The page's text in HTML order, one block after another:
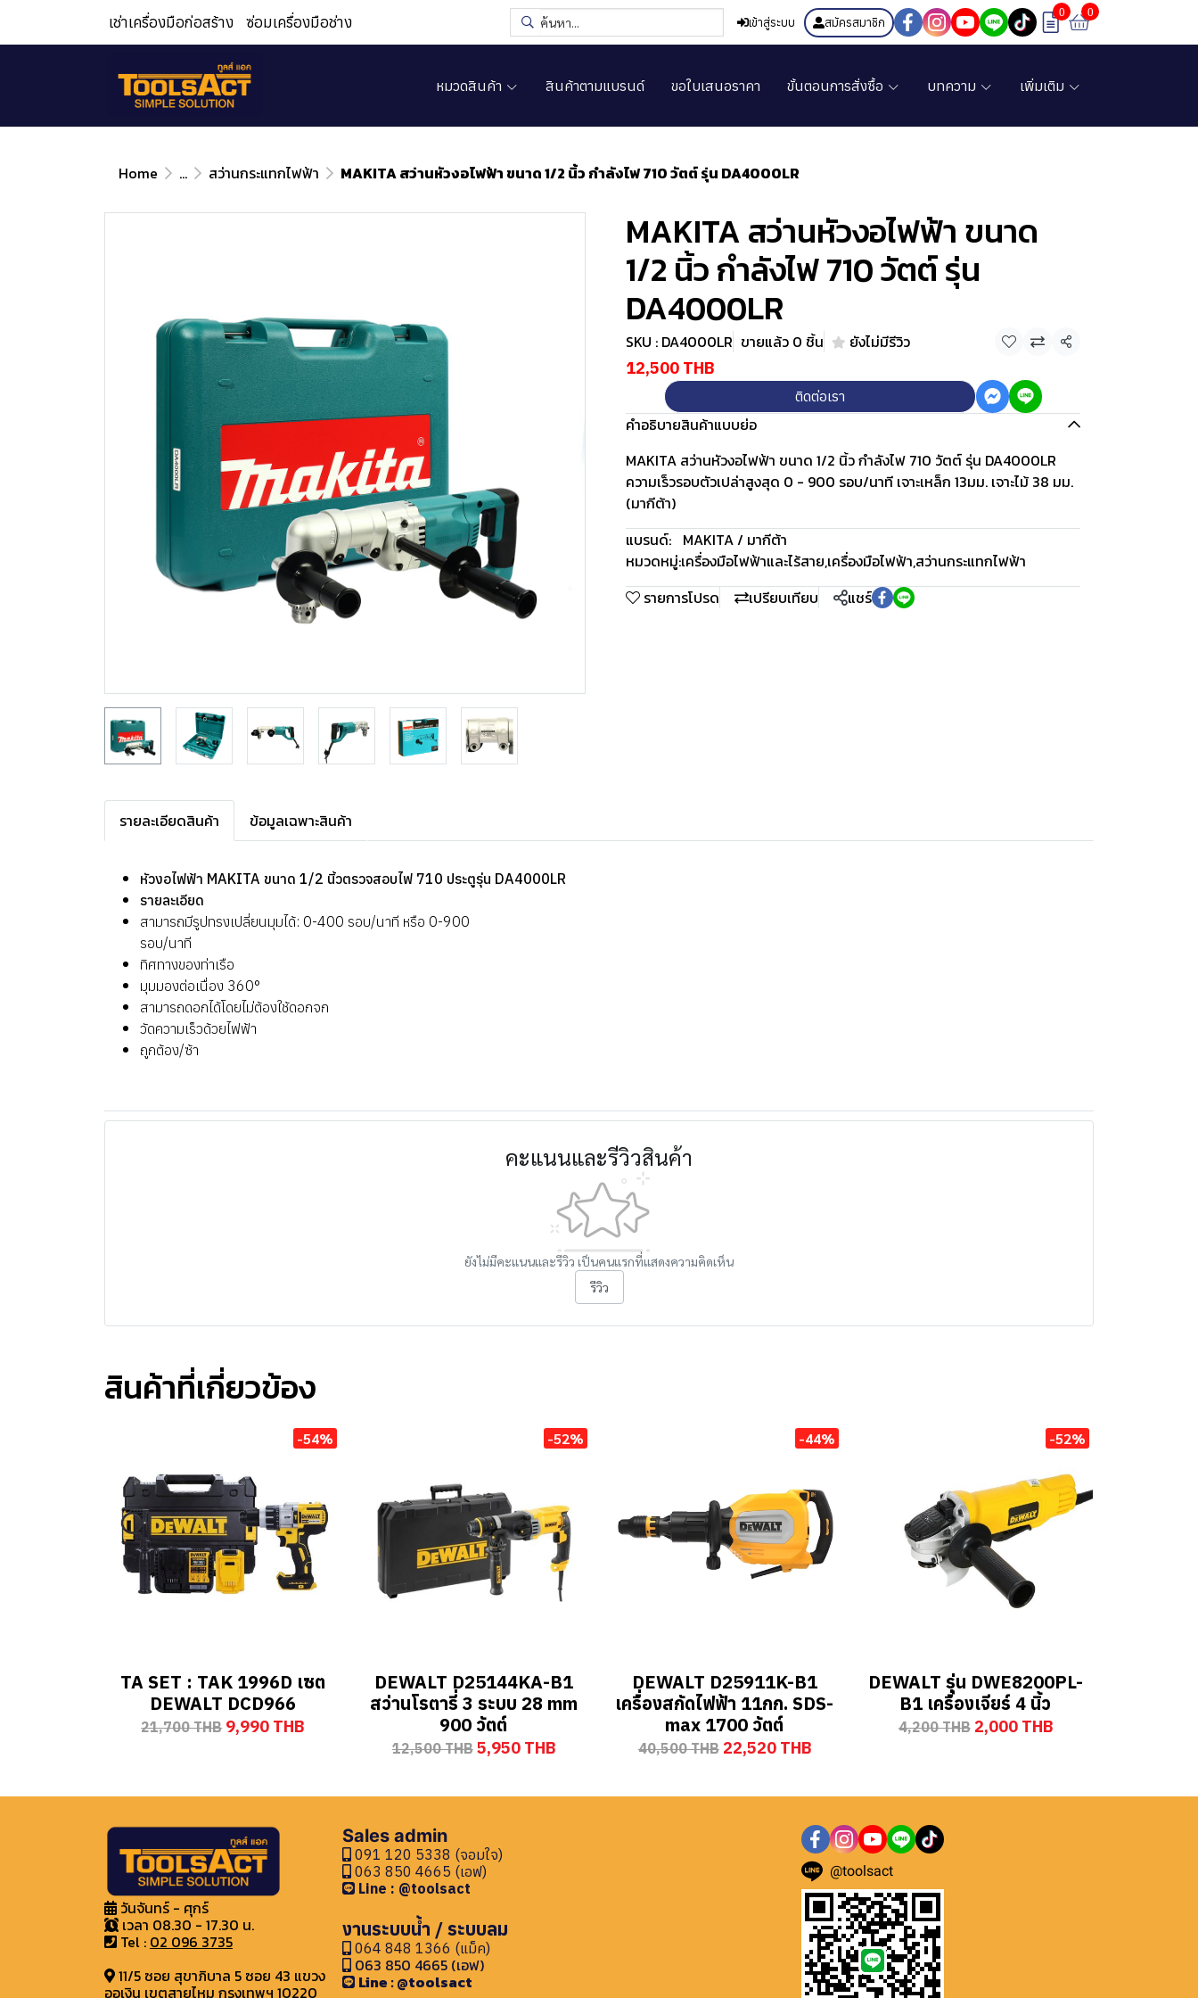
เช่าเครื่องมือก่อสร้าง ซ่อมเครื่องมือช่าง เข้าสู่ระบบ สมัครสมาชิก
0 0
หมวดสินค้า สินค้าตามแบรนด์ ขอใบเสนอราคา ขั้นตอนการสั่งซื้อ บทความ เพิ่มเติม
Home ... สว่านกระแทกไฟฟ้า MAKITA สว่านหัวงอไฟฟ้า ขนาด 1/2 นิ้ว กำลังไฟ 710 วัตต์ รุ่น DA4000LR
MAKITA สว่านหัวงอไฟฟ้า ขนาด
1/2 นิ้ว กำลังไฟ 710 วัตต์ รุ่น
DA4000LR
SKU : DA4000LR ขายแล้ว 0 ชิ้น ยังไม่มีรีวิว แชร์
12,500 THB
ติดต่อเรา
คำอธิบายสินค้าแบบย่อ
MAKITA สว่านหัวงอไฟฟ้า ขนาด 1/2 นิ้ว กำลังไฟ 710 วัตต์ รุ่น DA4000LR
ความเร็วรอบตัวเปล่าสูงสุด 0 - 900 รอบ/นาที เจาะเหล็ก 13มม. เจาะไม้ 38 มม.
(มากีต้า)
แบรนด์: MAKITA / มากีต้า
หมวดหมู่:เครื่องมือไฟฟ้าและไร้สาย,เครื่องมือไฟฟ้า,สว่านกระแทกไฟฟ้า
รายการโปรด
เปรียบเทียบ แชร์
รายละเอียดสินค้า ข้อมูลเฉพาะสินค้า
หัวงอไฟฟ้า MAKITA ขนาด 1/2 นิ้วตรวจสอบไฟ 710 ประตูรุ่น DA4000LR
รายละเอียด
สามารถมีรูปทรงเปลี่ยนมุมได้: 0-400 รอบ/นาที หรือ 0-900
รอบ/นาที
ทิศทางของท่าเรือ
มุมมองต่อเนื่อง 360°
สามารถดอกได้โดยไม่ต้องใช้ดอกจก
วัดความเร็วด้วยไฟฟ้า
ถูกต้อง/ซ้า
คะแนนและรีวิวสินค้า
ยังไม่มีคะแนนและรีวิว เป็นคนแรกที่แสดงความคิดเห็น
รีวิว
สินค้าที่เกี่ยวข้อง
-54%
TA SET : TAK 1996D เซต
DEWALT DCD966
21,700 THB 9,990 THB
-52%
DEWALT D25144KA-B1
สว่านโรตารี่ 3 ระบบ 28 mm
900 วัตต์
12,500 THB 5,950 THB
-44%
DEWALT D25911K-B1
เครื่องสกัดไฟฟ้า 11กก. SDS-
max 1700 วัตต์
40,500 THB 22,520 THB
-52%
DEWALT รุ่น DWE8200PL-
B1 เครื่องเจียร์ 4 นิ้ว
4,200 THB 2,000 THB
วันจันทร์ - ศุกร์
เวลา 08.30 - 17.30 น.
Tel : 02 096 3735
11/5 ซอย สุขาภิบาล 5 ซอย 43 แขวง
ออเงิน เขตสายไหม กรุงเทพฯ 10220
Sales admin
091 120 5338 (จอมใจ)
063 850 4665 (เอฟ)
Line : @toolsact
งานระบบน้ำ / ระบบลม
064 848 1366 (แม็ค)
063 850 4665 (เอฟ)
Line : @toolsact
@toolsact